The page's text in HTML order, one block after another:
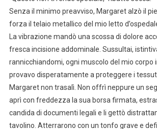
Senza il minimo preavviso, Margaret alzò il
forza il telaio metallico del mio letto
La vibrazione mandò una scossa di dolore
fresca incisione addominale. Sussultai,
rannicchiandomi, ogni muscolo del mio corpo
provavo disperatamente a proteggere i
Margaret non trasalì. Non offrì neppure un
aprì con freddezza la sua borsa firmata,
candida di documenti legali e li gettò
tavolino. Atterrarono con un tonfo grave e